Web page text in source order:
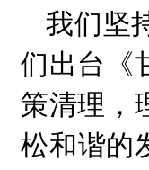
我们坚
们出台《
策清理，
松和谐的